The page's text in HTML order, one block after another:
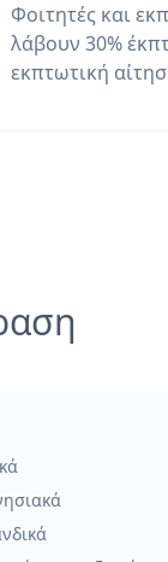
Φοιτητές και
λάβουν 30%
εκπτωτική